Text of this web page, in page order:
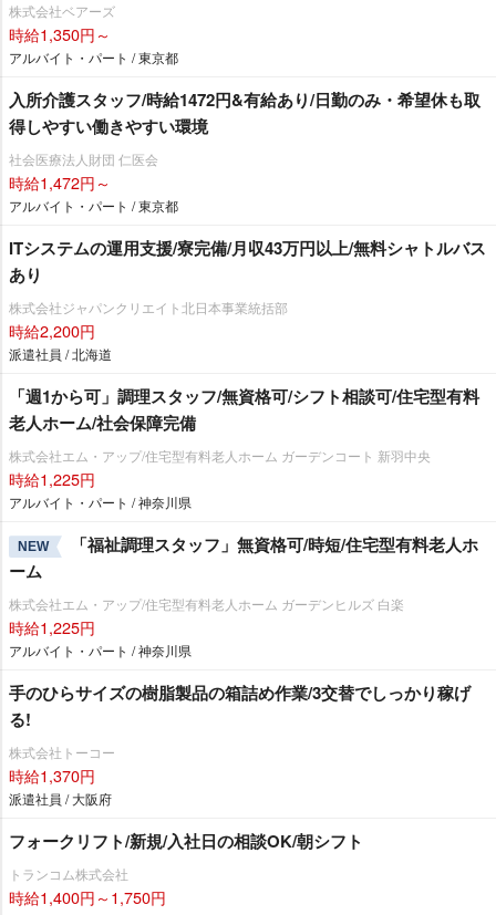
株式会社ベアーズ
時給1,350円～
アルバイト・パート / 東京都
入所介護スタッフ/時給1472円&有給あり/日勤のみ・希望休も取
得しやすい働きやすい環境
社会医療法人財団 仁医会
時給1,472円～
アルバイト・パート / 東京都
ITシステムの運用支援/寮完備/月収43万円以上/無料シャトルバス
あり
株式会社ジャパンクリエイト北日本事業統括部
時給2,200円
派遣社員 / 北海道
「週1から可」調理スタッフ/無資格可/シフト相談可/住宅型有料
老人ホーム/社会保障完備
株式会社エム・アップ/住宅型有料老人ホーム ガーデンコート 新羽中央
時給1,225円
アルバイト・パート / 神奈川県
NEW
「福祉調理スタッフ」無資格可/時短/住宅型有料老人ホ
ーム
株式会社エム・アップ/住宅型有料老人ホーム ガーデンヒルズ 白楽
時給1,225円
アルバイト・パート / 神奈川県
手のひらサイズの樹脂製品の箱詰め作業/3交替でしっかり稼げ
る!
株式会社トーコー
時給1,370円
派遣社員 / 大阪府
フォークリフト/新規/入社日の相談OK/朝シフト
トランコム株式会社
時給1,400円～1,750円